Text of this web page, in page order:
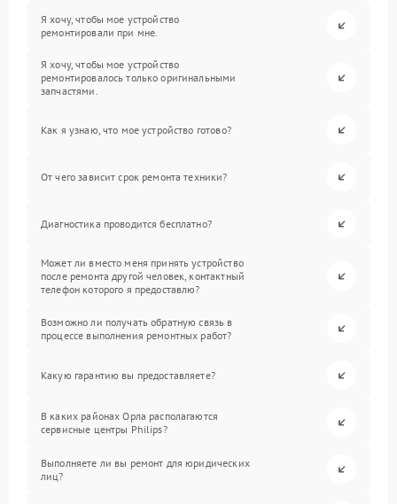
Я хочу, чтобы мое устройство
ремонтировали при мне.
Я хочу, чтобы мое устройство
ремонтировалось только оригинальными
запчастями.
Как я узнаю, что мое устройство готово?
От чего зависит срок ремонта техники?
Диагностика проводится бесплатно?
Может ли вместо меня принять устройство
после ремонта другой человек, контактный
телефон которого я предоставлю?
Возможно ли получать обратную связь в
процессе выполнения ремонтных работ?
Какую гарантию вы предоставляете?
В каких районах Орла располагаются
сервисные центры Philips?
Выполняете ли вы ремонт для юридических
лиц?